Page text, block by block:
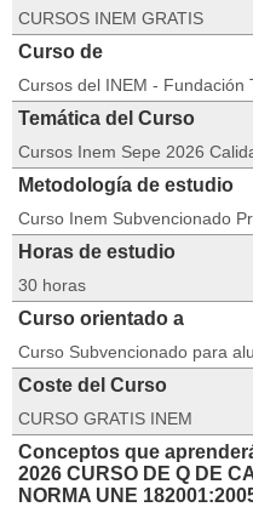
CURSOS INEM GRATIS
Curso de
Cursos del INEM - Fundación
Temática del Curso
Cursos Inem Sepe 2026
Metodología de estudio
Curso Inem Subvencionado
Horas de estudio
30 horas
Curso orientado a
Curso Subvencionado para
Coste del Curso
CURSO GRATIS INEM
Conceptos que
2026 CURSO DE Q DE
NORMA UNE